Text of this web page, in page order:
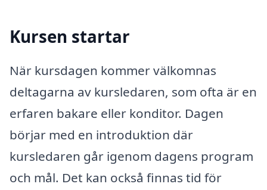
Kursen startar
När kursdagen kommer välkomnas
deltagarna av kursledaren, som ofta är en
erfaren bakare eller konditor. Dagen
börjar med en introduktion där
kursledaren går igenom dagens program
och mål. Det kan också finnas tid för